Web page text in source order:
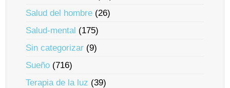
Salud del hombre (26)
Salud-mental (175)
Sin categorizar (9)
Sueño (716)
Terapia de la luz (39)